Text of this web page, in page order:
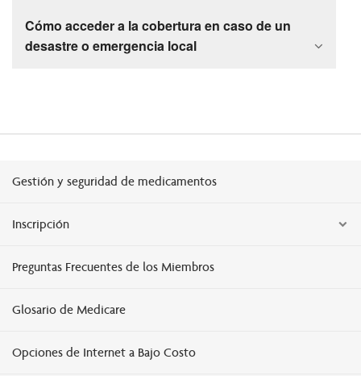
Cómo acceder a la cobertura en caso de un
desastre o emergencia local
Gestión y seguridad de medicamentos
Inscripción
Preguntas Frecuentes de los Miembros
Glosario de Medicare
Opciones de Internet a Bajo Costo